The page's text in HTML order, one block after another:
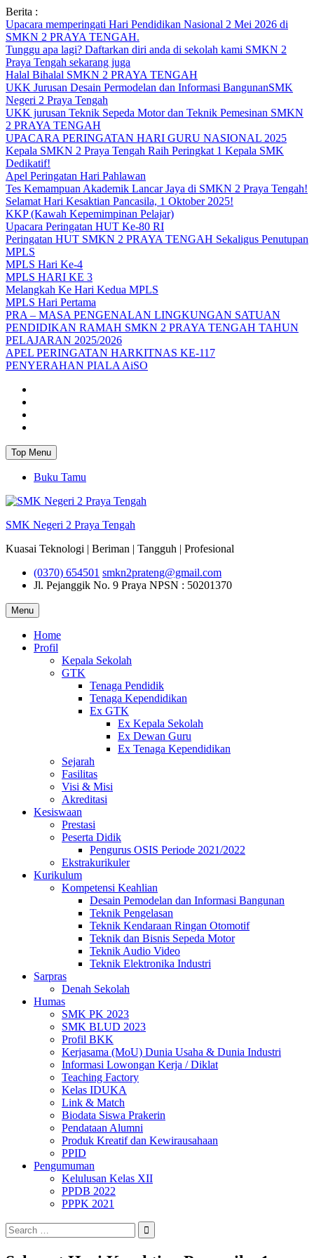
Skip
to
content
Berita :
Upacara memperingati Hari Pendidikan Nasional 2 Mei 2026 di
SMKN 2 PRAYA TENGAH.
Tunggu apa lagi? Daftarkan diri anda di sekolah kami SMKN 2
Praya Tengah sekarang juga
Halal Bihalal SMKN 2 PRAYA TENGAH
UKK Jurusan Desain Permodelan dan Informasi BangunanSMK
Negeri 2 Praya Tengah
UKK jurusan Teknik Sepeda Motor dan Teknik Pemesinan SMKN
2 PRAYA TENGAH
UPACARA PERINGATAN HARI GURU NASIONAL 2025
Kepala SMKN 2 Praya Tengah Raih Peringkat 1 Kepala SMK
Dedikatif!
Apel Peringatan Hari Pahlawan
Tes Kemampuan Akademik Lancar Jaya di SMKN 2 Praya Tengah!
Selamat Hari Kesaktian Pancasila, 1 Oktober 2025!
KKP (Kawah Kepemimpinan Pelajar)
Upacara Peringatan HUT Ke-80 RI
Peringatan HUT SMKN 2 PRAYA TENGAH Sekaligus Penutupan
MPLS
MPLS Hari Ke-4
MPLS HARI KE 3
Melangkah Ke Hari Kedua MPLS
MPLS Hari Pertama
PRA – MASA PENGENALAN LINGKUNGAN SATUAN
PENDIDIKAN RAMAH SMKN 2 PRAYA TENGAH TAHUN
PELAJARAN 2025/2026
APEL PERINGATAN HARKITNAS KE-117
PENYERAHAN PIALA AiSO
Top Menu
Buku Tamu
SMK Negeri 2 Praya Tengah
Kuasai Teknologi | Beriman | Tangguh | Profesional
(0370) 654501 smkn2prateng@gmail.com
Jl. Pejanggik No. 9 Praya NPSN : 50201370
Menu
Home
Profil
Kepala Sekolah
GTK
Tenaga Pendidik
Tenaga Kependidikan
Ex GTK
Ex Kepala Sekolah
Ex Dewan Guru
Ex Tenaga Kependidikan
Sejarah
Fasilitas
Visi & Misi
Akreditasi
Kesiswaan
Prestasi
Peserta Didik
Pengurus OSIS Periode 2021/2022
Ekstrakurikuler
Kurikulum
Kompetensi Keahlian
Desain Pemodelan dan Informasi Bangunan
Teknik Pengelasan
Teknik Kendaraan Ringan Otomotif
Teknik dan Bisnis Sepeda Motor
Teknik Audio Video
Teknik Elektronika Industri
Sarpras
Denah Sekolah
Humas
SMK PK 2023
SMK BLUD 2023
Profil BKK
Kerjasama (MoU) Dunia Usaha & Dunia Industri
Informasi Lowongan Kerja / Diklat
Teaching Factory
Kelas IDUKA
Link & Match
Biodata Siswa Prakerin
Pendataan Alumni
Produk Kreatif dan Kewirausahaan
PPID
Pengumuman
Kelulusan Kelas XII
PPDB 2022
PPPK 2021
Search
for: